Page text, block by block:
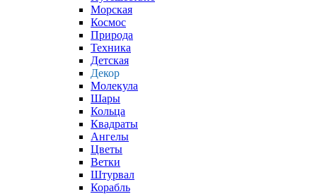
Морская
Космос
Природа
Техника
Детская
Декор
Молекула
Шары
Кольца
Квадраты
Ангелы
Цветы
Ветки
Штурвал
Корабль